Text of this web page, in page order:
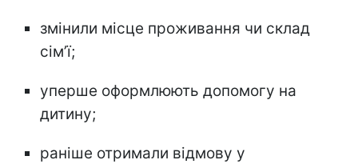
змінили місце проживання чи склад
сімʼї;
уперше оформлюють допомогу на
дитину;
раніше отримали відмову у